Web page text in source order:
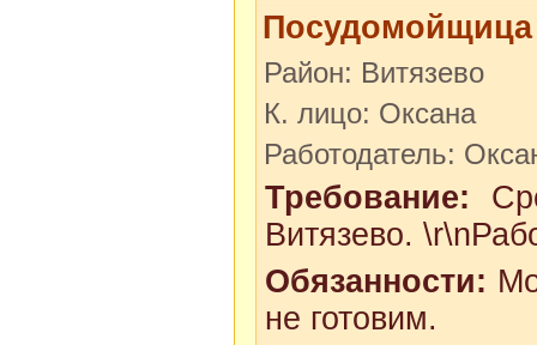
Посудомойщица
Район: Витязево
К. лицо: Оксана
Работодатель:
Требование:
Витязево.
Обязанности:
не готовим.